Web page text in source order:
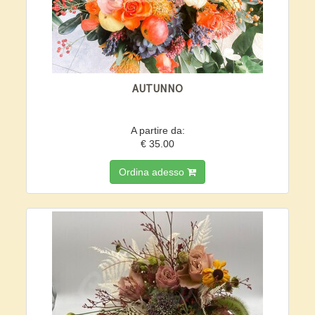
AUTUNNO
A partire da:
€ 35.00
Ordina adesso